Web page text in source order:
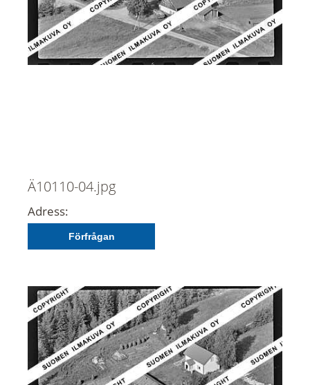
Ä10110-04.jpg
Adress:
Förfrågan